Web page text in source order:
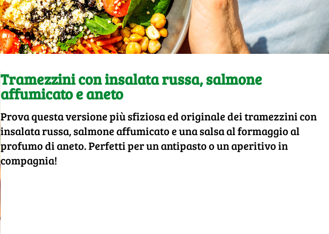
Tramezzini con insalata russa, salmone
affumicato e aneto
Prova questa versione più sfiziosa ed originale dei tramezzini con
insalata russa, salmone affumicato e una salsa al formaggio al
profumo di aneto. Perfetti per un antipasto o un aperitivo in
compagnia!